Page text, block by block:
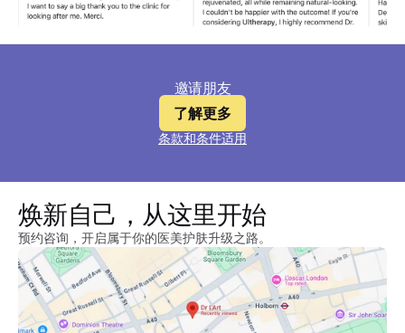
邀请朋友
了解更多
条款和条件适用
焕新自己，从这里开始
预约咨询，开启属于你的医美护肤升级之路。